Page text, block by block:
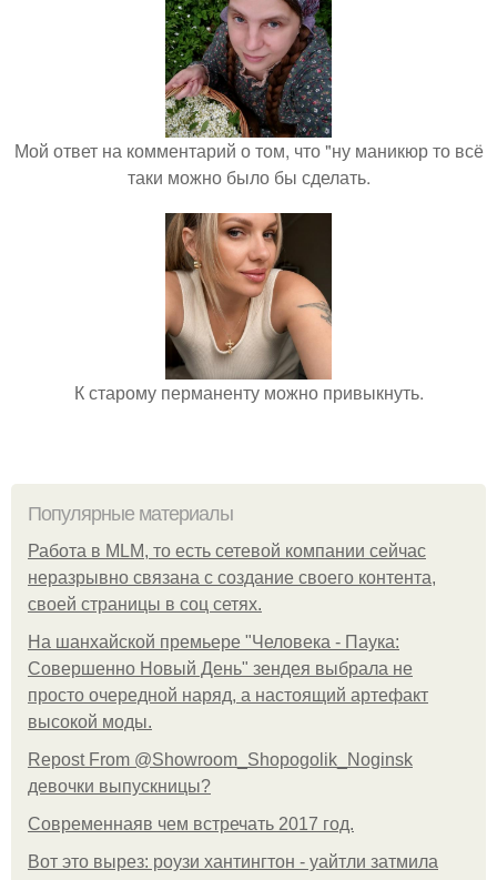
Мой ответ на комментарий о том, что "ну маникюр то всё
таки можно было бы сделать.
К старому перманенту можно привыкнуть.
Популярные материалы
Работа в MLM, то есть сетевой компании сейчас
неразрывно связана с создание своего контента,
своей страницы в соц сетях.
На шанхайской премьере "Человека - Паука:
Совершенно Новый День" зендея выбрала не
просто очередной наряд, а настоящий артефакт
высокой моды.
Repost From @Showroom_Shopogolik_Noginsk
девочки выпускницы?
Современнаяв чем встречать 2017 год.
Вот это вырез: роузи хантингтон - уайтли затмила